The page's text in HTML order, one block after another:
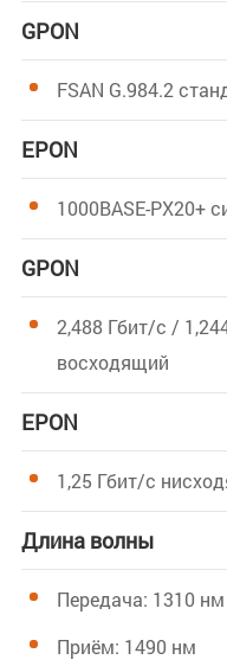
GPON
FSAN G.984.2
EPON
1000BASE-PX20+
GPON
2,488 Гбит/с /
восходящий
EPON
1,25 Гбит/с
Длина волны
Передача: 1310 нм
Приём: 1490 нм